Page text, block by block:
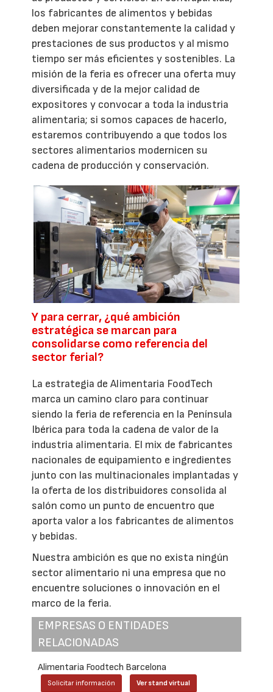
los fabricantes de alimentos y bebidas
deben mejorar constantemente la calidad y
prestaciones de sus productos y al mismo
tiempo ser más eficientes y sostenibles. La
misión de la feria es ofrecer una oferta muy
diversificada y de la mejor calidad de
expositores y convocar a toda la industria
alimentaria; si somos capaces de hacerlo,
estaremos contribuyendo a que todos los
sectores alimentarios modernicen su
cadena de producción y conservación.
Y para cerrar, ¿qué ambición
estratégica se marcan para
consolidarse como referencia del
sector ferial?
La estrategia de Alimentaria FoodTech
marca un camino claro para continuar
siendo la feria de referencia en la Península
Ibérica para toda la cadena de valor de la
industria alimentaria. El mix de fabricantes
nacionales de equipamiento e ingredientes
junto con las multinacionales implantadas y
la oferta de los distribuidores consolida al
salón como un punto de encuentro que
aporta valor a los fabricantes de alimentos
y bebidas.
Nuestra ambición es que no exista ningún
sector alimentario ni una empresa que no
encuentre soluciones o innovación en el
marco de la feria.
EMPRESAS O ENTIDADES
RELACIONADAS
Alimentaria Foodtech Barcelona
Solicitar información Ver stand virtual